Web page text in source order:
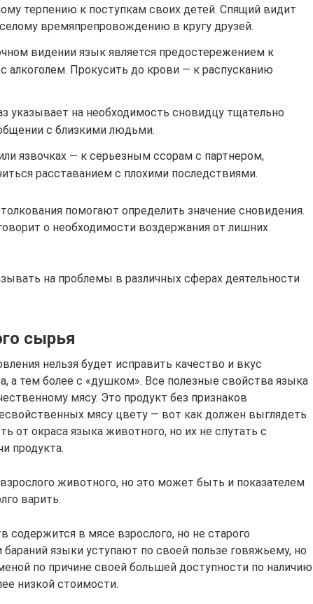
терпению к поступкам своих детей. Спящий видит
времяпрепровождению в кругу друзей.
видении язык является предостережением к
алкоголем. Прокусить до крови — к распусканию
указывает на необходимость сновидцу тщательно
с близкими людьми.
язвочках — к серьезным ссорам с партнером,
расставанием с плохими последствиями.
помогают определить значение сновидения.
о необходимости воздержания от лишних
на проблемы в различных сферах деятельности
сырья
нельзя будет исправить качество и вкус
а тем более с «душком». Все полезные свойства языка
мясу. Это продукт без признаков
мясу цвету — вот как должен выглядеть
от окраса языка животного, но их не спутать с
продукта.
животного, но это может быть и показателем
варить.
в мясе взрослого, но не старого
языки уступают по своей пользе говяжьему, но
по причине своей большей доступности по наличию
низкой стоимости.